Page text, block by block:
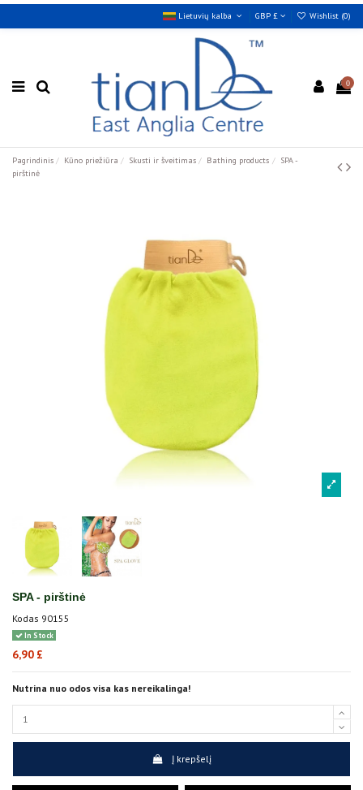
Lietuvių kalba GBP £ Wishlist (0)
0
Pagrindinis Kūno priežiūra Skusti ir šveitimas Bathing products
SPA -
pirštinė
SPA - pirštinė
Kodas 90155
In Stock
6,90 £
Nutrina nuo odos visa kas nereikalinga!
Į krepšelį